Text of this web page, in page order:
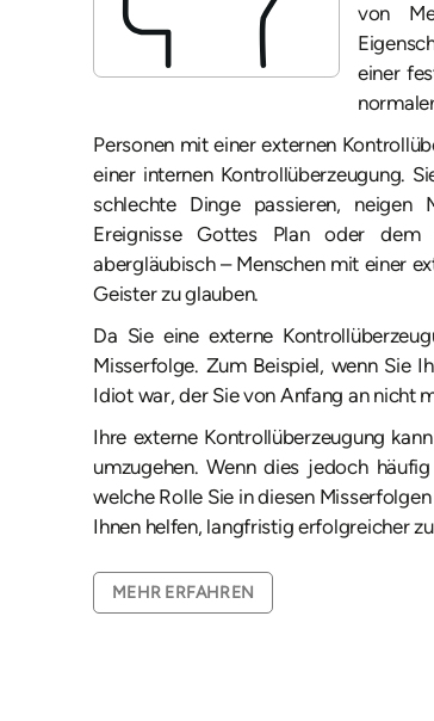
von
einer
Personen mit einer externen
einer internen Kontrollüberzeugung.
schlechte Dinge passieren, neigen
Ereignisse Gottes Plan oder dem
abergläubisch – Menschen mit einer
Geister zu glauben.
Da Sie eine externe
Misserfolge. Zum Beispiel, wenn Sie
Idiot war, der Sie von Anfang an nicht
Ihre externe Kontrollüberzeugung
umzugehen. Wenn dies jedoch
welche Rolle Sie in diesen
Ihnen helfen, langfristig erfolgreicher
MEHR ERFAHREN